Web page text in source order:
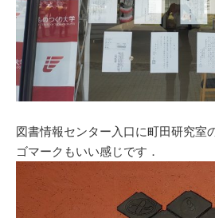
図書情報センター入口に町田研究室
ゴマークもいい感じです．